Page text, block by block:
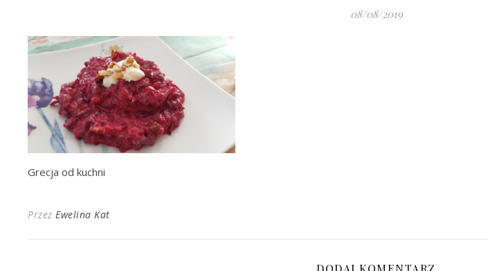
08/08/2019
Grecja od kuchni
Przez Ewelina Kat